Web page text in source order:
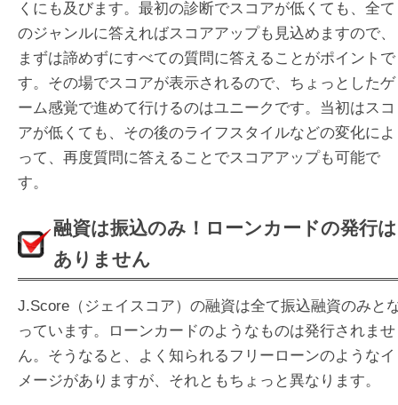
くにも及びます。最初の診断でスコアが低くても、全て
のジャンルに答えればスコアアップも見込めますので、
まずは諦めずにすべての質問に答えることがポイントで
す。その場でスコアが表示されるので、ちょっとしたゲ
ーム感覚で進めて行けるのはユニークです。当初はスコ
アが低くても、その後のライフスタイルなどの変化によ
って、再度質問に答えることでスコアアップも可能で
す。
融資は振込のみ！ローンカードの発行は
ありません
J.Score（ジェイスコア）の融資は全て振込融資のみと
っています。ローンカードのようなものは発行されませ
ん。そうなると、よく知られるフリーローンのようなイ
メージがありますが、それともちょっと異なります。